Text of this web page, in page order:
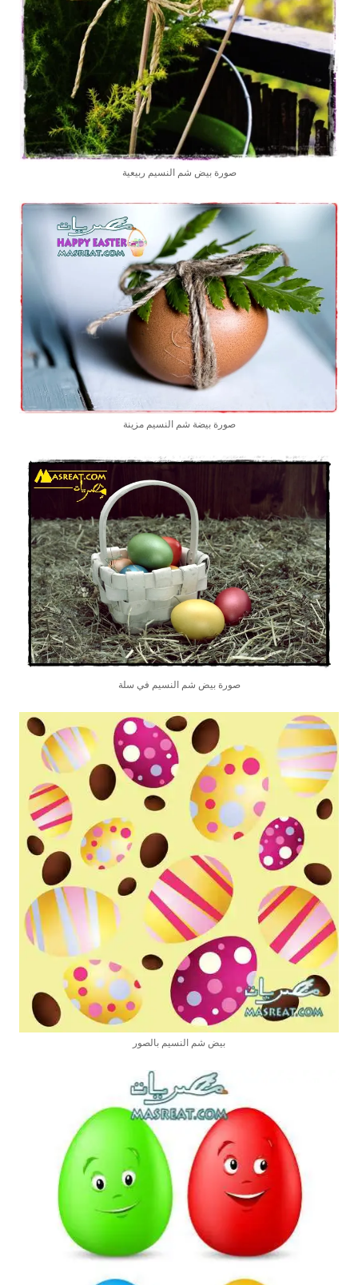
صورة بيض شم النسيم ربيعية
صورة بيضة شم النسيم مزينة
صورة بيض شم النسيم في سلة
بيض شم النسيم بالصور